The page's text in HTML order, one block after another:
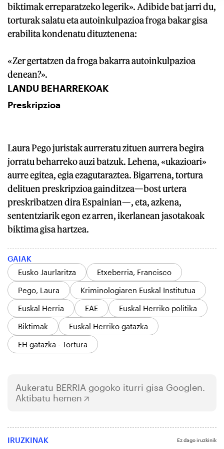
biktimak erreparatzeko legerik». Adibide bat jarri du,
torturak salatu eta autoinkulpazioa froga bakar gisa
erabilita kondenatu dituztenena:
«Zer gertatzen da froga bakarra autoinkulpazioa
denean?».
LANDU BEHARREKOAK
Preskripzioa
Laura Pego juristak aurreratu zituen aurrera begira
jorratu beharreko auzi batzuk. Lehena, «ukazioari»
aurre egitea, egia ezagutaraztea. Bigarrena, tortura
delituen preskripzioa gainditzea—bost urtera
preskribatzen dira Espainian—, eta, azkena,
sententziarik egon ez arren, ikerlanean jasotakoak
biktima gisa hartzea.
GAIAK
Eusko Jaurlaritza
Etxeberria, Francisco
Pego, Laura
Kriminologiaren Euskal Institutua
Euskal Herria
EAE
Euskal Herriko politika
Biktimak
Euskal Herriko gatazka
EH gatazka - Tortura
Aukeratu BERRIA gogoko iturri gisa Googlen.
Aktibatu hemen
IRUZKINAK Ez dago iruzkinik